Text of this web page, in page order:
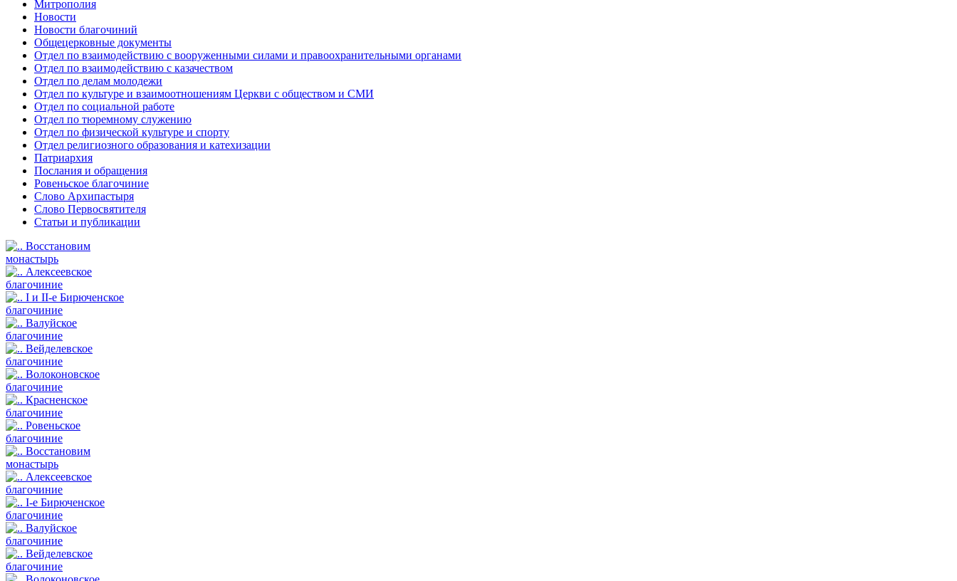
Митрополия
Новости
Новости благочиний
Общецерковные документы
Отдел по взаимодействию с вооруженными силами и правоохранительными органами
Отдел по взаимодействию с казачеством
Отдел по делам молодежи
Отдел по культуре и взаимоотношениям Церкви с обществом и СМИ
Отдел по социальной работе
Отдел по тюремному служению
Отдел по физической культуре и спорту
Отдел религиозного образования и катехизации
Патриархия
Послания и обращения
Ровеньское благочиние
Слово Архипастыря
Слово Первосвятителя
Статьи и публикации
Восстановим
монастырь
Алексеевское
благочиние
I и II-е Бирюченское
благочиние
Валуйское
благочиние
Вейделевское
благочиние
Волоконовское
благочиние
Красненское
благочиние
Ровеньское
благочиние
Восстановим
монастырь
Алексеевское
благочиние
I-е Бирюченское
благочиние
Валуйское
благочиние
Вейделевское
благочиние